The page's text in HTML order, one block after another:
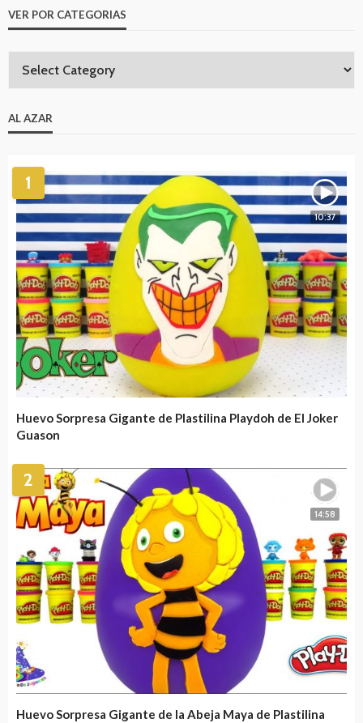
VER POR CATEGORIAS
AL AZAR
1
10:37
Huevo Sorpresa Gigante de Plastilina Playdoh de El Joker
Guason
2
14:58
Huevo Sorpresa Gigante de la Abeja Maya de Plastilina